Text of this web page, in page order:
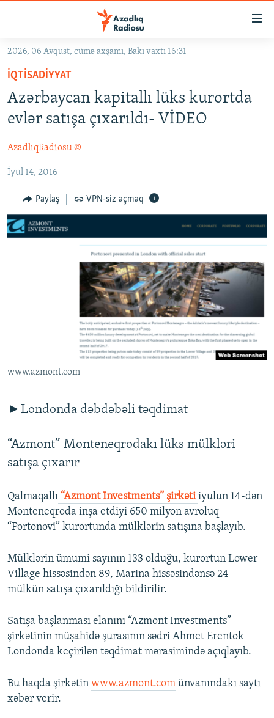
Əsas
qayıt
Əsas
naviqasiyaya
qayıt
Axtarışa
GÜNDƏM
#İZAHLA
KORRUPSIOMETR
FƏRQƏ BAX
QANUNI DOĞRU
ARAŞDIRMA
MULTIMEDIA
VIDEO
RADIO ARXIV
AZƏRBAYCAN ƏDƏBIYYATI KITABXANASI
İSLAM VƏ DEMOKRATIYA
İZ - MƏDƏNIYYƏT PROQRAMI
PEŞƏ ETIKASI VƏ JURNALISTIKA STANDARTLARIMIZ
MATERIALLARIMIZDAN ISTIFADƏ
AZADLIQRADIOSU MOBIL TELEFONUNUZDA
BIZIMLƏ ƏLAQƏ
RFE/RL-in bütün saytları
2026, 06 Avqust, cümə axşamı, Bakı vaxtı 16:31
İQTISADIYYAT
Azərbaycan kapitallı lüks kurortda
evlər satışa çıxarıldı- VİDEO
AzadlıqRadiosu ©
İyul 14, 2016
Paylaş VPN-siz açmaq
www.azmont.com
►Londonda dəbdəbəli təqdimat
“Azmont” Monteneqrodakı lüks mülkləri
satışa çıxarır
Qalmaqallı “Azmont Investments” şirkətiiyulun 14-dən
Monteneqroda inşa etdiyi 650 milyon avroluq
“Portonovi” kurortunda mülklərin satışına başlayıb.
Mülklərin ümumi sayının 133 olduğu, kurortun Lower
Village hissəsindən 89, Marina hissəsindənsə 24
mülkün satışa çıxarıldığı bildirilir.
Satışa başlanması elanını “Azmont Investments”
şirkətinin müşahidə şurasının sədri Ahmet Erentok
Londonda keçirilən təqdimat mərasimində açıqlayıb.
Bu haqda şirkətin www.azmont.com ünvanındakı saytı
xəbər verir.